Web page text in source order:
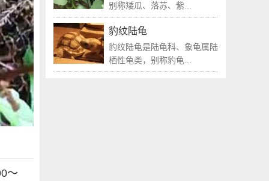
～
别称矮瓜、落苏、紫...
豹纹陆龟
豹纹陆龟是陆龟科、象龟属陆
栖性龟类，别称豹龟...